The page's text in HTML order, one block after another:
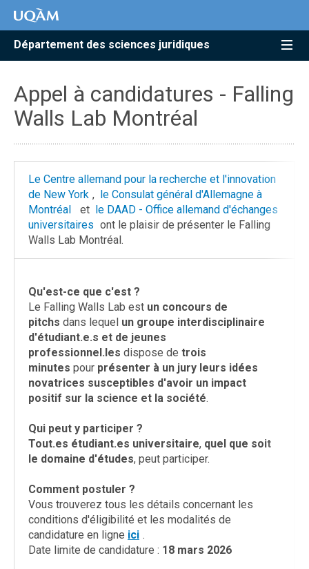
Accéder
recherche
Accéder
menu
pricipal
Accéder
zone
Département des sciences juridiques
Appel à candidatures - Falling
Walls Lab Montréal
Le Centre allemand pour la recherche et l'innovation
de New York , le Consulat général d'Allemagne à
Montréal
et le DAAD - Office allemand d'échanges
universitaires ont le plaisir de présenter le Falling
Walls Lab Montréal.
Qu'est-ce que c'est ?
Le Falling Walls Lab est un concours de
pitchs dans lequel un groupe interdisciplinaire
d'étudiant.e.s et de jeunes
professionnel.les dispose de trois
minutes pour présenter à un jury leurs idées
novatrices susceptibles d'avoir un impact
positif sur la science et la société.
Qui peut y participer ?
Tout.es étudiant.es universitaire, quel que soit
le domaine d'études, peut participer.
Comment postuler ?
Vous trouverez tous les détails concernant les
conditions d'éligibilité et les modalités de
candidature en ligne ici .
Date limite de candidature : 18 mars 2026